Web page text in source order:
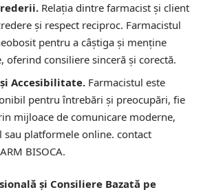
Relația dintre farmacist și client
și respect reciproc. Farmacistul
pentru a câștiga și menține
oferind consiliere sinceră și corectă.
Accesibilitate. Farmacistul este
pentru întrebări și preocupări, fie
mijloace de comunicare moderne,
sau platformele online. contact
BISOCA.
și Consiliere Bazată pe